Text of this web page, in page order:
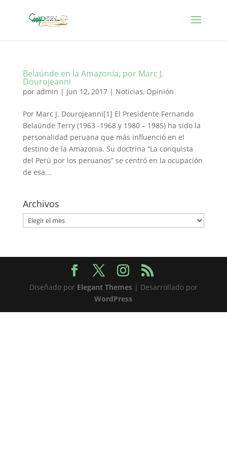
Belaúnde en la Amazonía, por Marc J.
Dourojeanni
por admin | Jun 12, 2017| Noticias, Opinión
Por Marc J. Dourojeanni[1] El Presidente Fernando
Belaúnde Terry (1963 -1968 y 1980 – 1985) ha sido la
personalidad peruana que más influenció en el
destino de la Amazonia. Su doctrina “La conquista
del Perú por los peruanos” se centró en la ocupación
de esa...
Archivos
Archivos
Diseñado por Elegant Themes| Desarrollado por
WordPress